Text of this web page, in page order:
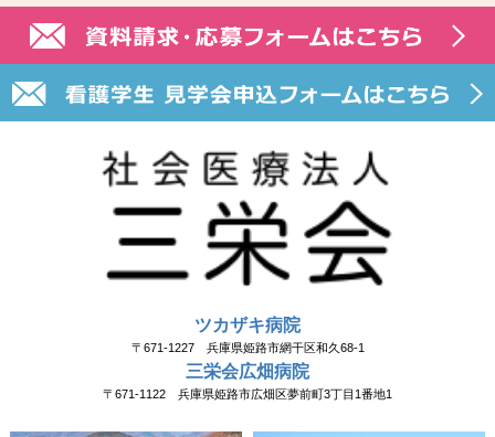
ツカザキ病院
〒671-1227 兵庫県姫路市網干区和久68-1
三栄会広畑病院
〒671-1122 兵庫県姫路市広畑区夢前町3丁目1番地1